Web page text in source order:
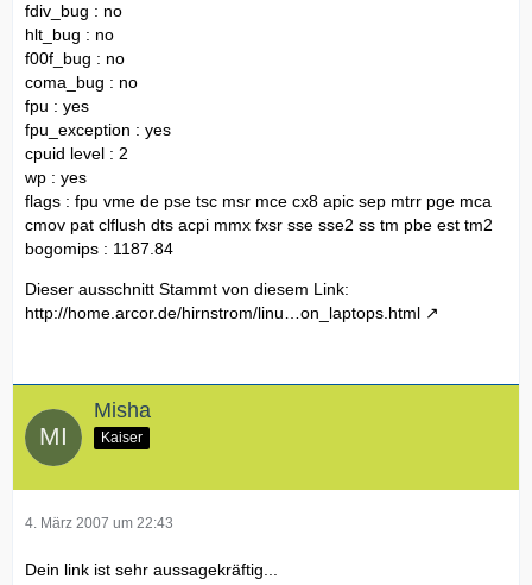
fdiv_bug : no
hlt_bug : no
f00f_bug : no
coma_bug : no
fpu : yes
fpu_exception : yes
cpuid level : 2
wp : yes
flags : fpu vme de pse tsc msr mce cx8 apic sep mtrr pge mca
cmov pat clflush dts acpi mmx fxsr sse sse2 ss tm pbe est tm2
bogomips : 1187.84
Dieser ausschnitt Stammt von diesem Link:
http://home.arcor.de/hirnstrom/linu…on_laptops.html
Misha
Kaiser
4. März 2007 um 22:43
Dein link ist sehr aussagekräftig...